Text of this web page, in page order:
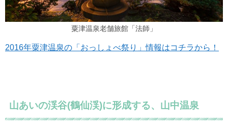
粟津温泉老舗旅館「法師」
2016年粟津温泉の「おっしょべ祭り」情報はコチラから！
山あいの渓谷(鶴仙渓)に形成する、山中温泉